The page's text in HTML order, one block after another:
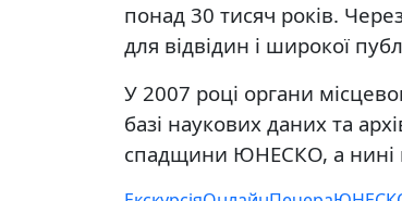
понад 30 тисяч років.
для відвідин і широкої
У 2007 році органи
базі наукових даних та
спадщини ЮНЕСКО, а нині